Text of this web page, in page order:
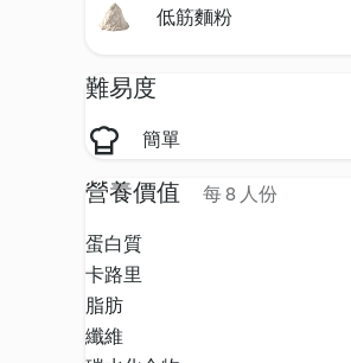
低筋麵粉
難易度
簡單
營養價值 每 8 人份
蛋白質
卡路里
脂肪
纖維